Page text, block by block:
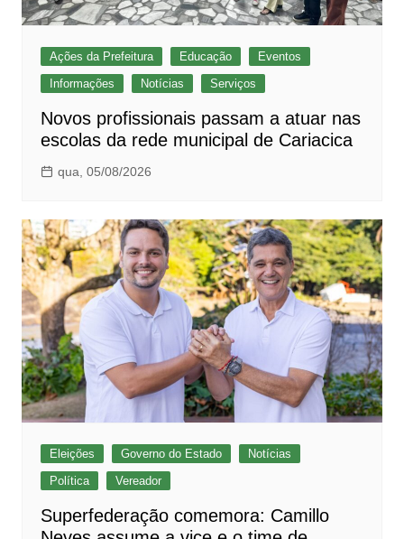
Ações da Prefeitura Educação
Eventos
Informações
Notícias Serviços
Novos profissionais passam a atuar nas
escolas da rede municipal de Cariacica
qua, 05/08/2026
Eleições Governo do Estado
Notícias
Política
Vereador
Superfederação comemora: Camillo